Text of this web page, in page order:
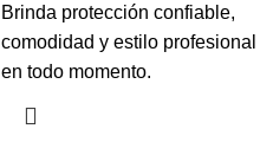
Brinda protección confiable,
comodidad y estilo profesional
en todo momento.